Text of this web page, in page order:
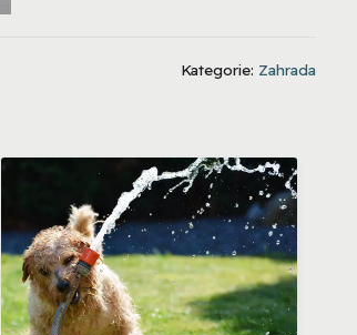
Kategorie: Zahrada